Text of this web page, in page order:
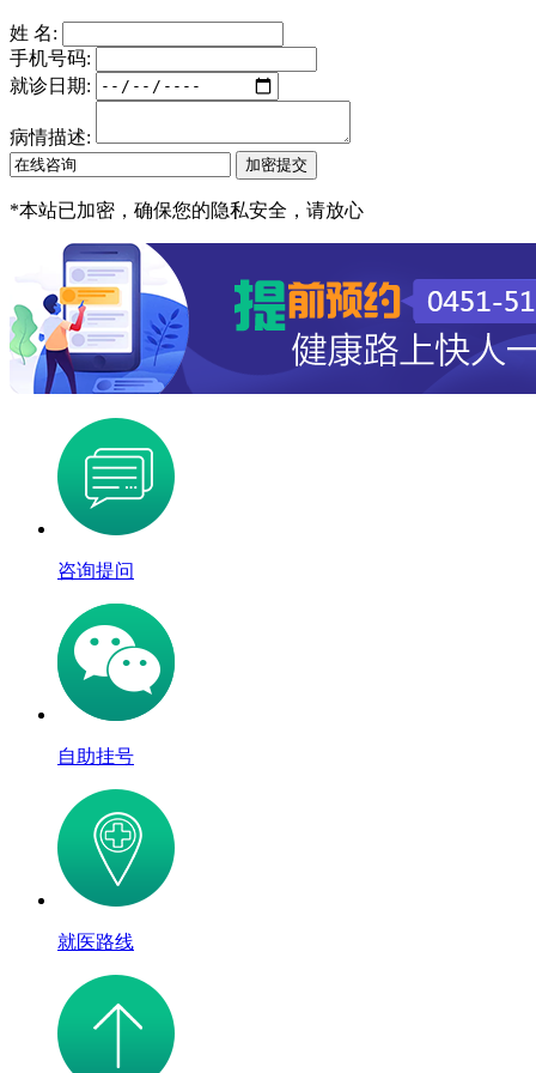
姓 名:
手机号码:
就诊日期:
病情描述:
*本站已加密，确保您的隐私安全，请放心
咨询提问
自助挂号
就医路线